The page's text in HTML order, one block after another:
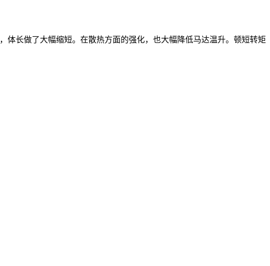
体长做了大幅缩短。在散热方面的强化，也大幅降低马达温升。顿短转矩